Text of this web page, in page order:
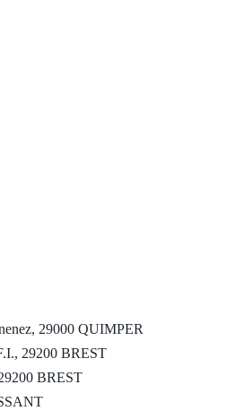
29000 QUIMPER
29200 BREST
BREST